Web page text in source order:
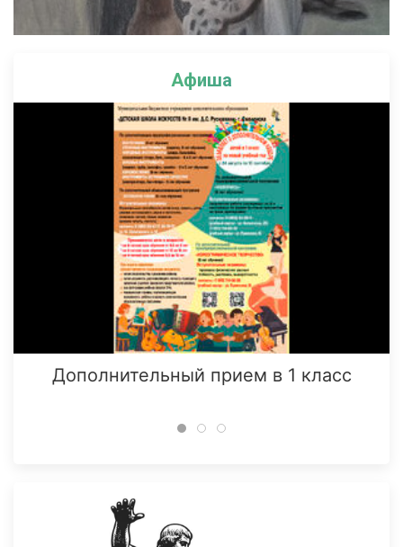
Афиша
Дополнительный прием в 1 класс